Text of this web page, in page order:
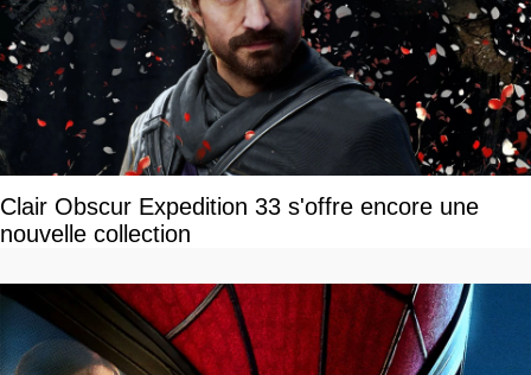
Clair Obscur Expedition 33 s'offre encore une
nouvelle collection